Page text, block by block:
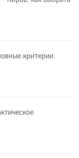
критерии